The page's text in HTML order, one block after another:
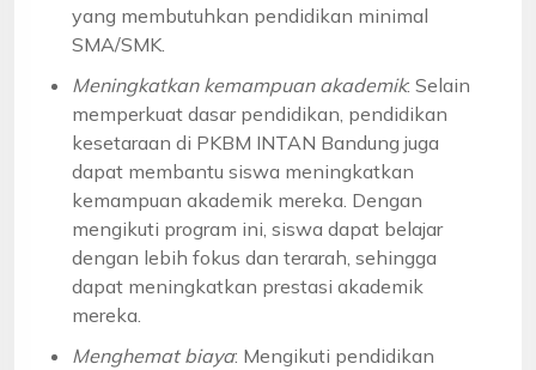
yang membutuhkan pendidikan minimal
SMA/SMK.
Meningkatkan kemampuan akademik: Selain
memperkuat dasar pendidikan, pendidikan
kesetaraan di PKBM INTAN Bandung juga
dapat membantu siswa meningkatkan
kemampuan akademik mereka. Dengan
mengikuti program ini, siswa dapat belajar
dengan lebih fokus dan terarah, sehingga
dapat meningkatkan prestasi akademik
mereka.
Menghemat biaya: Mengikuti pendidikan